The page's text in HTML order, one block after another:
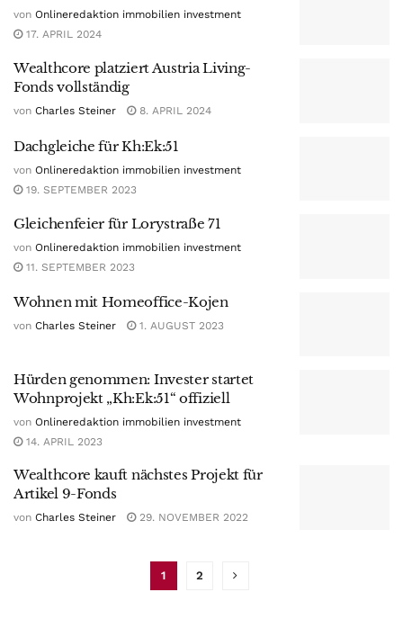
von Onlineredaktion immobilien investment
17. APRIL 2024
Wealthcore platziert Austria Living-
Fonds vollständig
von Charles Steiner 8. APRIL 2024
Dachgleiche für Kh:Ek:51
von Onlineredaktion immobilien investment
19. SEPTEMBER 2023
Gleichenfeier für Lorystraße 71
von Onlineredaktion immobilien investment
11. SEPTEMBER 2023
Wohnen mit Homeoffice-Kojen
von Charles Steiner 1. AUGUST 2023
Hürden genommen: Invester startet
Wohnprojekt „Kh:Ek:51“ offiziell
von Onlineredaktion immobilien investment
14. APRIL 2023
Wealthcore kauft nächstes Projekt für
Artikel 9-Fonds
von Charles Steiner 29. NOVEMBER 2022
1 2